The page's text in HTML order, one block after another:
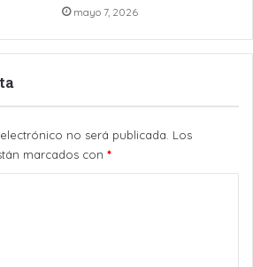
mayo 7, 2026
no será publicada. Los
marcados con *